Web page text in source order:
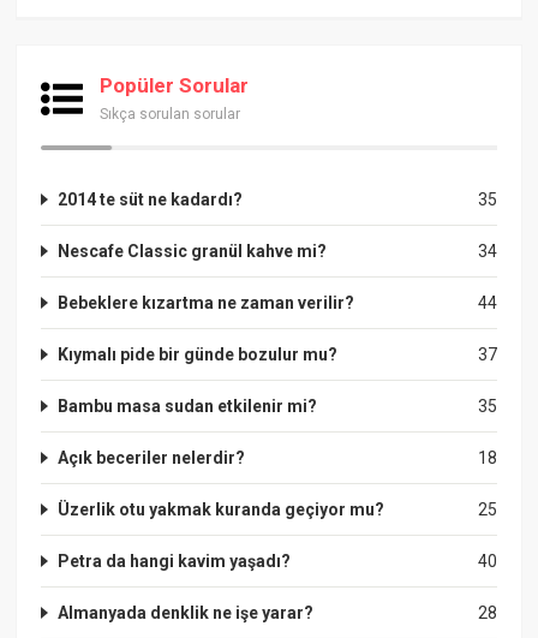
Popüler Sorular
Sıkça sorulan sorular
35
2014 te süt ne kadardı?
34
Nescafe Classic granül kahve mi?
44
Bebeklere kızartma ne zaman verilir?
37
Kıymalı pide bir günde bozulur mu?
35
Bambu masa sudan etkilenir mi?
18
Açık beceriler nelerdir?
25
Üzerlik otu yakmak kuranda geçiyor mu?
40
Petra da hangi kavim yaşadı?
28
Almanyada denklik ne işe yarar?